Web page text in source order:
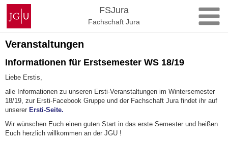
Zum
Inhalt
springen
Johannes
Gutenberg-
Universität
Mainz
FSJura
Fachschaft Jura
Veranstaltungen
Informationen für Erstsemester WS 18/19
Liebe Erstis,
alle Informationen zu unseren Ersti-Veranstaltungen im Wintersemester
18/19, zur Ersti-Facebook Gruppe und der Fachschaft Jura findet ihr auf
unserer Ersti-Seite.
Wir wünschen Euch einen guten Start in das erste Semester und heißen
Euch herzlich willkommen an der JGU !